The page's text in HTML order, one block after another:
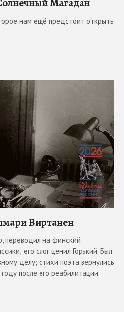
Магадан
нам ещё предстоит открыть
Виртанен
переводил на финский
его слог ценил Горький. Был
делу; стихи поэта вернулись
после его реабилитации